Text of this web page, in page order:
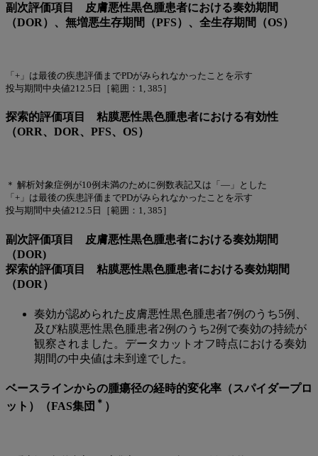
副次評価項目 皮膚悪性黒色腫患者における奏効期間
（DOR）、無増悪生存期間（PFS）、全生存期間（OS）
「+」は最後の疾患評価までPDがみられなかったことを示す
投与期間中央値212.5日［範囲：1, 385］
探索的評価項目 粘膜悪性黒色腫患者における有効性
（ORR、DOR、PFS、OS）
＊ 解析対象症例が10例未満のために例数表記又は「―」とした
「+」は最後の疾患評価までPDがみられなかったことを示す
投与期間中央値212.5日［範囲：1, 385］
副次評価項目 皮膚悪性黒色腫患者における奏効期間
（DOR)
探索的評価項目 粘膜悪性黒色腫患者における奏効期間
（DOR）
奏効が認められた皮膚悪性黒色腫患者7例のうち5例、
及び粘膜悪性黒色腫患者2例のうち2例で奏効の持続が
観察されました。データカットオフ時点における奏効
期間の中央値は未到達でした。
ベースラインからの腫瘍径の経時的変化率（スパイダープロ
ット）（FAS集団 ＊ ）